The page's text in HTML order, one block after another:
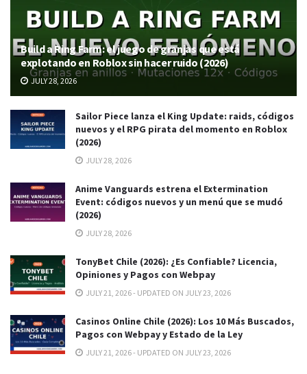
Build a Ring Farm: el juego de granjas que está
explotando en Roblox sin hacer ruido (2026)
JULY 28, 2026
Sailor Piece lanza el King Update: raids, códigos
nuevos y el RPG pirata del momento en Roblox
(2026)
JULY 28, 2026
Anime Vanguards estrena el Extermination
Event: códigos nuevos y un menú que se mudó
(2026)
JULY 28, 2026
TonyBet Chile (2026): ¿Es Confiable? Licencia,
Opiniones y Pagos con Webpay
JULY 21, 2026 - UPDATED ON JULY 23, 2026
Casinos Online Chile (2026): Los 10 Más Buscados,
Pagos con Webpay y Estado de la Ley
JULY 21, 2026 - UPDATED ON JULY 23, 2026